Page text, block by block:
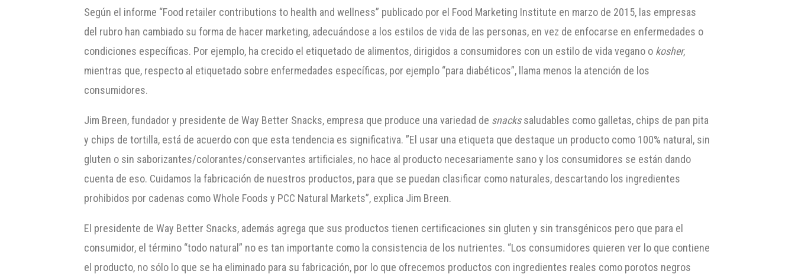
Según el informe “Food retailer contributions to health and wellness” publicado por el Food Marketing Institute en marzo de 2015, las empresas
del rubro han cambiado su forma de hacer marketing, adecuándose a los estilos de vida de las personas, en vez de enfocarse en enfermedades o
condiciones específicas. Por ejemplo, ha crecido el etiquetado de alimentos, dirigidos a consumidores con un estilo de vida vegano o kosher,
mientras que, respecto al etiquetado sobre enfermedades específicas, por ejemplo “para diabéticos”, llama menos la atención de los
consumidores.
Jim Breen, fundador y presidente de Way Better Snacks, empresa que produce una variedad de snackssaludables como galletas, chips de pan pita
y chips de tortilla, está de acuerdo con que esta tendencia es significativa. ”El usar una etiqueta que destaque un producto como 100% natural, sin
gluten o sin saborizantes/colorantes/conservantes artificiales, no hace al producto necesariamente sano y los consumidores se están dando
cuenta de eso. Cuidamos la fabricación de nuestros productos, para que se puedan clasificar como naturales, descartando los ingredientes
prohibidos por cadenas como Whole Foods y PCC Natural Markets”, explica Jim Breen.
El presidente de Way Better Snacks, además agrega que sus productos tienen certificaciones sin gluten y sin transgénicos pero que para el
consumidor, el término “todo natural” no es tan importante como la consistencia de los nutrientes. “Los consumidores quieren ver lo que contiene
el producto, no sólo lo que se ha eliminado para su fabricación, por lo que ofrecemos productos con ingredientes reales como porotos negros